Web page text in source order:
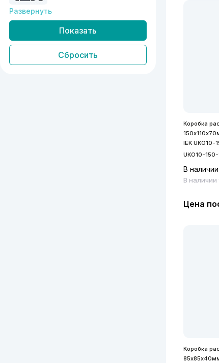
Развернуть
Коробка
IEK
UKO10-
В наличии
В наличии
Цена
Коробка